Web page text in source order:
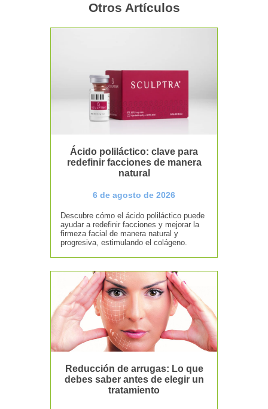
Otros Artículos
Ácido poliláctico: clave para
redefinir facciones de manera
natural
6 de agosto de 2026
Descubre cómo el ácido poliláctico puede
ayudar a redefinir facciones y mejorar la
firmeza facial de manera natural y
progresiva, estimulando el colágeno.
Reducción de arrugas: Lo que
debes saber antes de elegir un
tratamiento